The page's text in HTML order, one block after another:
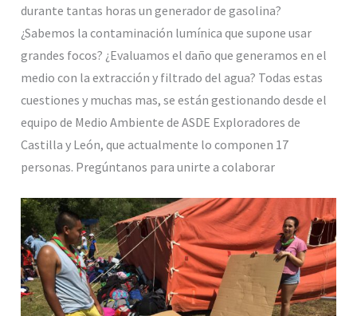
durante tantas horas un generador de gasolina?
¿Sabemos la contaminación lumínica que supone usar
grandes focos? ¿Evaluamos el daño que generamos en el
medio con la extracción y filtrado del agua? Todas estas
cuestiones y muchas mas, se están gestionando desde el
equipo de Medio Ambiente de ASDE Exploradores de
Castilla y León, que actualmente lo componen 17
personas. Pregúntanos para unirte a colaborar